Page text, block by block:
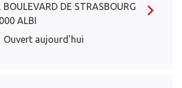
BOULEVARD DE STRASBOURG
ALBI
Ouvert aujourd’hui